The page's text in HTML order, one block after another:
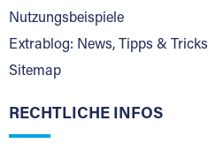
Nutzungsbeispiele
Extrablog: News, Tipps & Tricks
Sitemap
RECHTLICHE INFOS